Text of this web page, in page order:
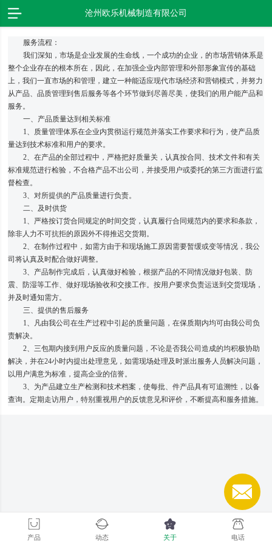
沧州欧乐机械制造有限公司
服务流程：
我们深知，市场是企业发展的生命线，一个成功的企业，的市场营销体系是
整个企业存在的根本所在，因此，在加强企业内部管理和外部形象宣传的基础
上，我们一直市场的和管理，建立一种能适应现代市场经济和营销模式，并努力
从产品、品质管理到售后服务等各个环节做到尽善尽美，使我们的用户能产品和
服务。
一、产品质量达到相关标准
1、质量管理体系在企业内贯彻运行规范并落实工作要求和行为，使产品质
量达到技术标准和用户的要求。
2、在产品的全部过程中，严格把好质量关，认真按合同、技术文件和有关
标准规范进行检验，不合格产品不出公司，并接受用户或委托的第三方面进行监
督检查。
3、对所提供的产品质量进行负责。
二、及时供货
1、严格按订货合同规定的时间交货，认真履行合同规范内的要求和条款，
除非人力不可抗拒的原因外不得推迟交货期。
2、在制作过程中，如需方由于和现场施工原因需要暂缓或变等情况，我公
司将认真及时配合做好调整。
3、产品制作完成后，认真做好检验，根据产品的不同情况做好包装、防
震、防湿等工作、做好现场验收和交接工作。按用户要求负责运送到交货现场，
并及时通知需方。
三、提供的售后服务
1、凡由我公司在生产过程中引起的质量问题，在保质期内均可由我公司负
责解决。
2、三包期内接到用户反应的质量问题，不论是否我公司造成的均积极协助
解决，并在24小时内提出处理意见，如需现场处理及时派出服务人员解决问题，
以用户满意为标准，提高企业的信誉。
3、为产品建立生产检测和技术档案，使每批、件产品具有可追溯性，以备
查询。定期走访用户，特别重视用户的反馈意见和评价，不断提高和服务措施。
产品 动态 关于 电话